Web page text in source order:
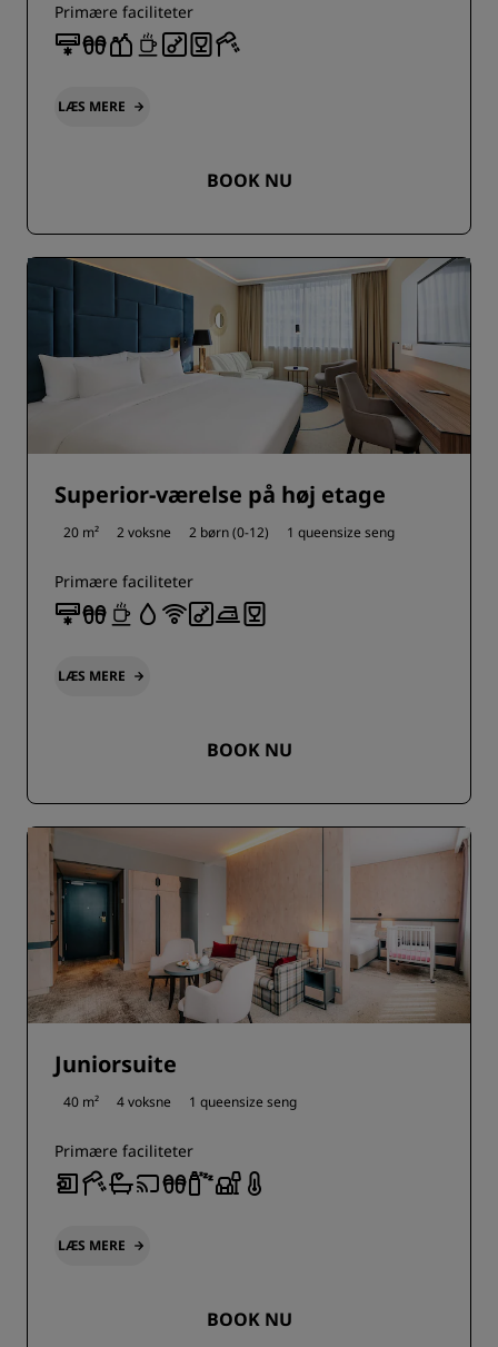
Primære faciliteter
LÆS MERE
BOOK NU
Superior-værelse på høj etage
20 m² 2 voksne 2 børn (0-12) 1 queensize seng
Primære faciliteter
LÆS MERE
BOOK NU
Juniorsuite
40 m² 4 voksne 1 queensize seng
Primære faciliteter
LÆS MERE
BOOK NU